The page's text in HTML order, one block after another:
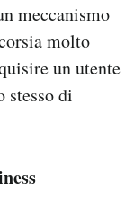
meccanismo
molto
un utente
stesso di